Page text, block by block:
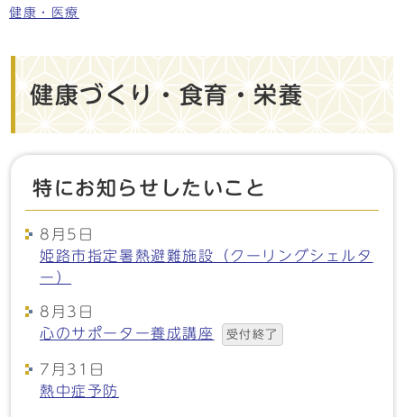
健康・医療
健康づくり・食育・栄養
特にお知らせしたいこと
8月5日
姫路市指定暑熱避難施設（クーリングシェルタ
ー）
8月3日
心のサポーター養成講座
受付終了
7月31日
熱中症予防